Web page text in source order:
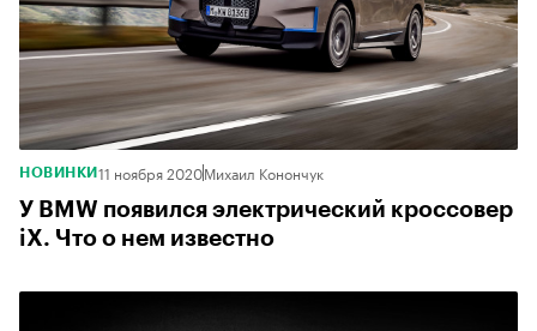
НОВИНКИ 11 ноября 2020Михаил Конончук
У BMW появился электрический кроссовер
iX. Что о нем известно